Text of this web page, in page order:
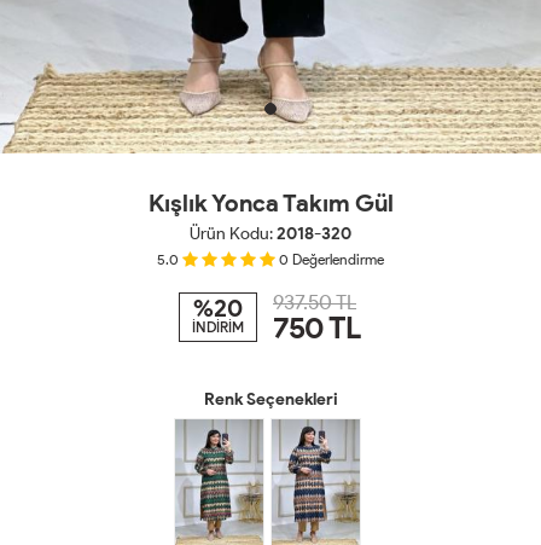
Kışlık Yonca Takım Gül
Ürün Kodu:2018-320
5.0 0 Değerlendirme
%20
İNDİRİM
937.50 TL
750TL
Renk Seçenekleri